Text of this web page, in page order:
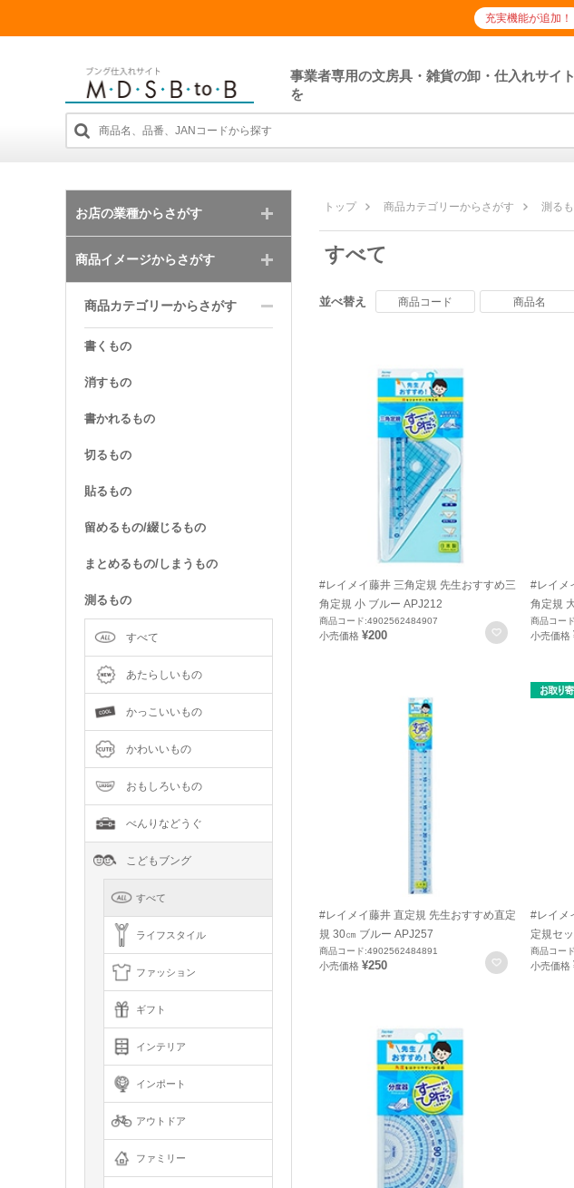
充実機能が追加！
事業者専用の文房具・雑貨の卸・仕入れサイ
を
トップ 商品カテゴリーからさがす 測る
すべて
並べ替え 商品コード 商品名
#レイメイ藤井 三角定規 先生おすすめ三
角定規 小 ブルー APJ212
商品コード:4902562484907
小売価格 ¥200 お気に入り
#レイメ
角定規
商品コー
小売価格
#レイメイ藤井 直定規 先生おすすめ直定
規 30㎝ ブルー APJ257
商品コード:4902562484891
小売価格 ¥250 お気に入り
#レイメ
定規セ
商品コー
小売価格
お店の業種からさがす
商品イメージからさがす
商品カテゴリーからさがす
書くもの
消すもの
書かれるもの
切るもの
貼るもの
留めるもの/綴じるもの
まとめるもの/しまうもの
測るもの
すべて
あたらしいもの
かっこいいもの
かわいいもの
おもしろいもの
べんりなどうぐ
こどもブング
すべて
ライフスタイル
ファッション
ギフト
インテリア
インポート
アウトドア
ファミリー